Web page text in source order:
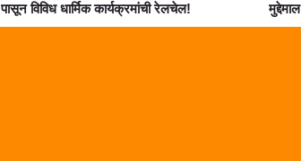
पासून विविध धार्मिक कार्यक्रमांची रेलचेल!